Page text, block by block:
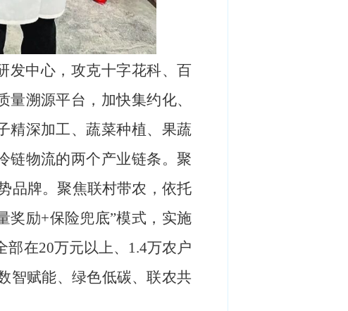
发中心，攻克十字花科、百
溯源平台，加快集约化、
精深加工、蔬菜种植、果蔬
链物流的两个产业链条。聚
品牌。聚焦联村带农，依托
奖励+保险兜底”模式，实施
部在20万元以上、1.4万农户
智赋能、绿色低碳、联农共